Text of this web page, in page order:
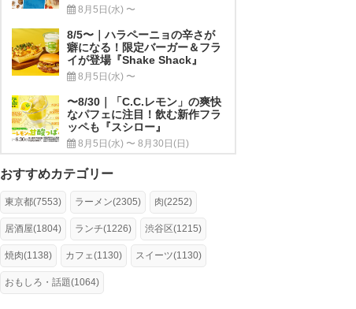
8月5日(水) 〜
8/5〜｜ハラペーニョの辛さが
癖になる！限定バーガー＆フラ
イが登場『Shake Shack』
8月5日(水) 〜
〜8/30｜「C.C.レモン」の爽快
なパフェに注目！飲む新作フラ
ッペも『スシロー』
8月5日(水) 〜 8月30日(日)
おすすめカテゴリー
東京都(7553) ラーメン(2305) 肉(2252)
居酒屋(1804) ランチ(1226) 渋谷区(1215)
焼肉(1138) カフェ(1130) スイーツ(1130)
おもしろ・話題(1064)